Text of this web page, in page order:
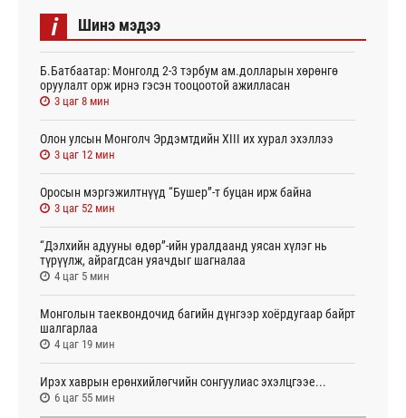
i Шинэ мэдээ
Б.Батбаатар: Монголд 2-3 тэрбум ам.долларын хөрөнгө
оруулалт орж ирнэ гэсэн тооцоотой ажилласан
3 цаг 8 мин
Олон улсын Монголч Эрдэмтдийн XIII их хурал эхэллээ
3 цаг 12 мин
Оросын мэргэжилтнүүд “Бушер”-т буцан ирж байна
3 цаг 52 мин
“Дэлхийн адууны өдөр”-ийн уралдаанд уясан хүлэг нь
түрүүлж, айрагдсан уяачдыг шагналаа
4 цаг 5 мин
Монголын таеквондочид багийн дүнгээр хоёрдугаар байрт
шалгарлаа
4 цаг 19 мин
Ирэх хаврын ерөнхийлөгчийн сонгуулиас эхэлцгээе...
6 цаг 55 мин